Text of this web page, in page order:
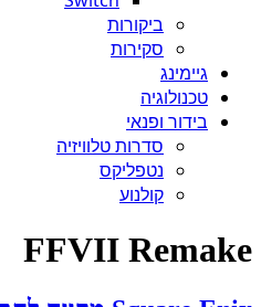
ביקורות
סקירות
גיימינג
טכנולוגיה
בידור ופנאי
סדרות טלוויזיה
נטפליקס
קולנוע
FFVII Remake